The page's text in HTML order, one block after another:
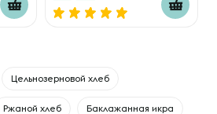
Цельнозерновой хлеб
Ржаной хлеб Баклажанная икра